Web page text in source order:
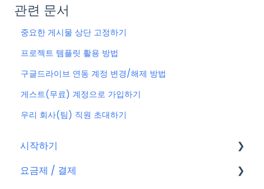
관련 문서
중요한 게시물 상단 고정하기
프로젝트 템플릿 활용 방법
구글드라이브 연동 계정 변경/해제 방법
게스트(무료) 계정으로 가입하기
우리 회사(팀) 직원 초대하기
시작하기
회원가입
요금제 / 결제